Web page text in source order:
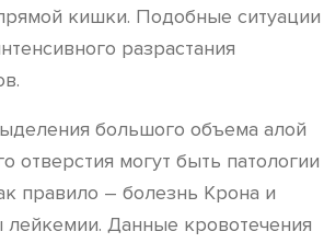
кишки. Подобные ситуации
разрастания
большого объема алой
отверстия могут быть патологии
правило – болезнь Крона и
Данные кровотечения